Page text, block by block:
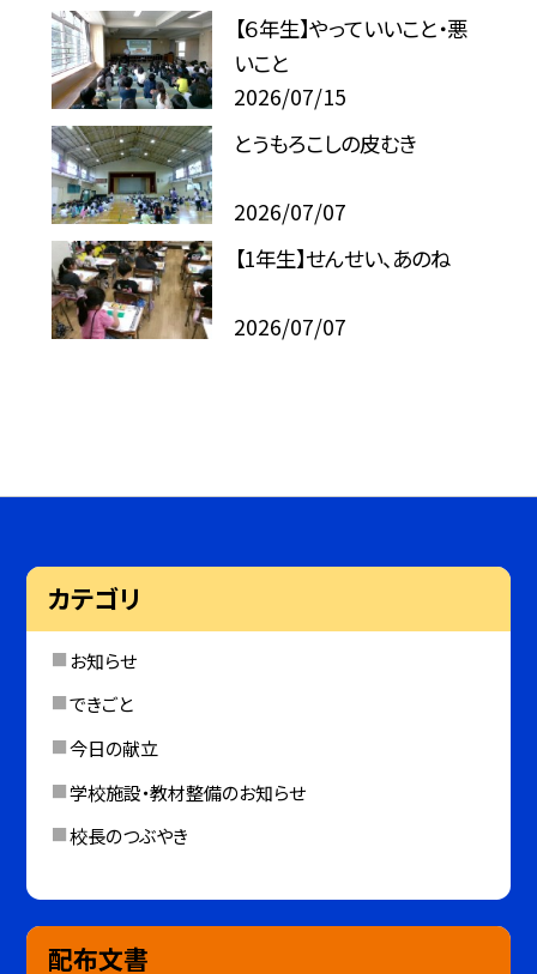
【６年生】やっていいこと・悪
いこと
2026/07/15
とうもろこしの皮むき
2026/07/07
【1年生】せんせい、あのね
2026/07/07
カテゴリ
お知らせ
できごと
今日の献立
学校施設・教材整備のお知らせ
校長のつぶやき
配布文書